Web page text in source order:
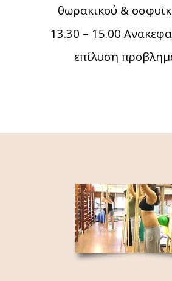
θωρακικού &
13.30 – 15.00
επίλυση